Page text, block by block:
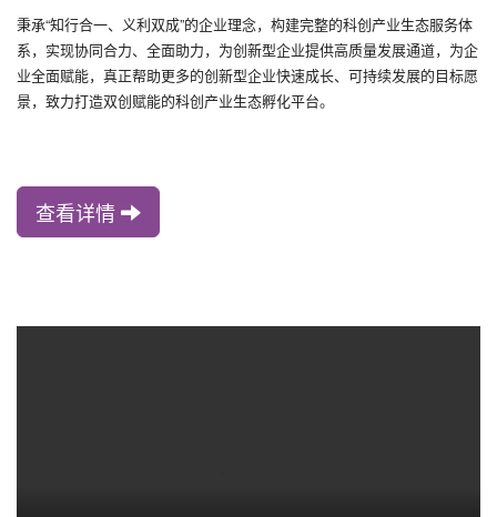
秉承“知行合一、义利双成”的企业理念，构建完整的科创产业生态服务体
系，实现协同合力、全面助力，为创新型企业提供高质量发展通道，为企
业全面赋能，真正帮助更多的创新型企业快速成长、可持续发展的目标愿
景，致力打造双创赋能的科创产业生态孵化平台。
查看详情